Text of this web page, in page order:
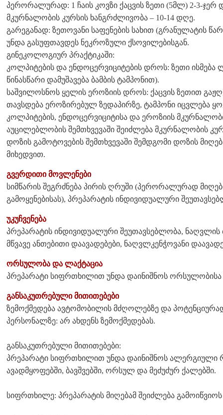
პერორალურად: 1 ჩაის კოვზი ქაცვის ზეთი (5მლ) 2-3-ჯერ
მკურნალობის კურსის ხანგრძლივობა – 10-14 დღე.
გარეგანად: ზეთოვანი საფენების სახით (გრანულატის
უნდა გასუფთავდეს ნეკროზული ქსოვილებისგან.
გინეკოლოგიურ პრაქტიკაში:
კოლპიტების და ენდოცერვიციტების დროს: ზეთი ისმება
წინასწარი დამუშავება ბამბის ტამპონით).
საშვილოსნოს ყელის ეროზიის დროს: ქაცვის ზეთით
თავსდება ეროზირებულ ზედაპირზე, ტამპონი იცვლება
კოლპიტების, ენდოცერვიციტისა და ეროზიის
აუცილებლობის შემთხვევაში შეიძლება მკურნალობის
დოზის გამოტოვების შემთხვევაში შემდგომი დოზის
მიხედვით.
გვერდითი მოვლენები
სიმწარის შეგრძნება პირის ღრუში (პერორალურად
გამოყენებისას), პრეპარატის ინდივიდუალური
უკუჩვენება
პრეპარატის ინდივიდუალური შეუთავსებლობა, ნაღვლის
მწვავე ანთებითი დაავადებები, ნაღვლკენჭოვანი
ორსულობა და ლაქტაცია
პრეპარატი სიფრთხილით უნდა დაინიშნოს
განსაკუთრებული მითითებები
ზემოქმედება ავტომობილის მძღოლებზე და პოტენციურად
პერსონალზე: არ ახდენს ზემოქმედებას.
განსაკუთრებული მითითებები:
პრეპარატი სიფრთხილით უნდა დაინიშნოს ალერგიული
ავადმყოფებში, ბავშვებში, ორსულ და მეძუძურ ქალებში.
სიფრთხილე: პრეპარატის მიღებამ შეიძლება